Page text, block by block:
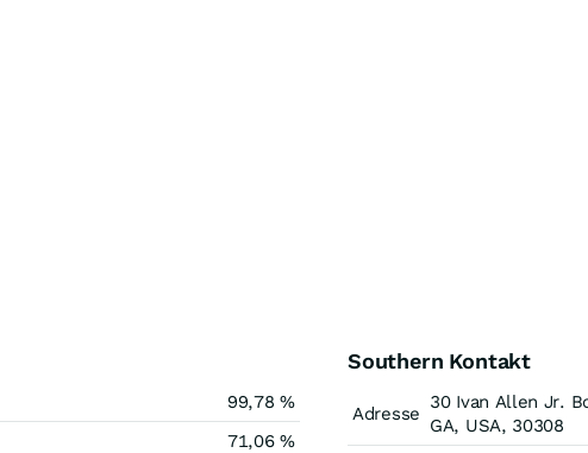
99,78 %
71,06 %
Southern Kontakt
Adresse
30 Ivan Allen Jr.
GA, USA, 30308